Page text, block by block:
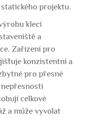
projektu.
klecí
a
Zařízení pro
konzistentní a
pro přesné
celkové
a může vyvolat